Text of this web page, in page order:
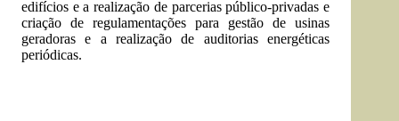
edifícios e a realização de parcerias público-privadas e
criação de regulamentações para gestão de usinas
geradoras e a realização de auditorias energéticas
periódicas.